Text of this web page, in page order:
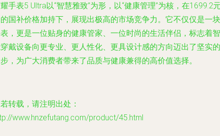
手表5 Ultra以“智慧雅致”为形，以“健康管理”为核，在1699.2
国补价格加持下，展现出极高的市场竞争力。它不仅仅是一块
，更是一位贴身的健康管家、一位时尚的生活伴侣，标志着智
戴设备向更专业、更人性化、更具设计感的方向迈出了坚实的
，为广大消费者带来了品质与健康兼得的高价值选择。
转载，请注明出处：
www.hnzefutang.com/product/45.html